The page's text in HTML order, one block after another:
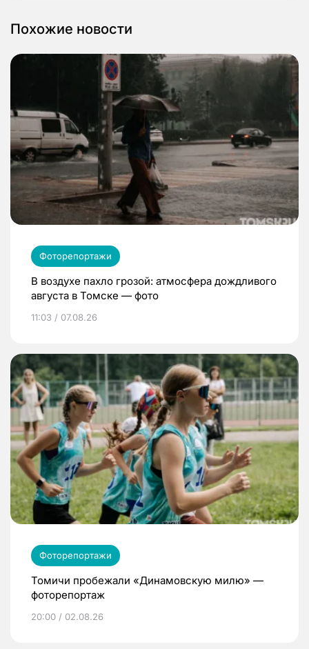
Похожие новости
Фоторепортажи
В воздухе пахло грозой: атмосфера дождливого
августа в Томске — фото
11:03 / 07.08.26
Фоторепортажи
Томичи пробежали «Динамовскую милю» —
фоторепортаж
20:00 / 02.08.26